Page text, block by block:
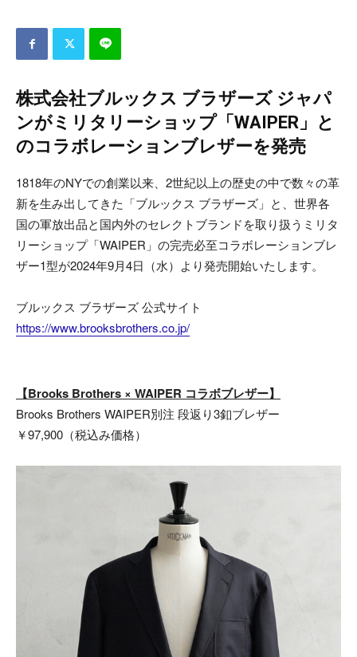
株式会社ブルックス ブラザーズ ジャパ
ンがミリタリーショップ「WAIPER」と
のコラボレーションブレザーを発売
1818年のNYでの創業以来、2世紀以上の歴史の中で数々の革
新を生み出してきた「ブルックス ブラザーズ」と、世界各
国の軍放出品と国内外のセレクトブランドを取り扱うミリタ
リーショップ「WAIPER」の完売必至コラボレーションブレ
ザー1型が2024年9月4日（水）より発売開始いたします。
ブルックス ブラザーズ 公式サイト
https://www.brooksbrothers.co.jp/
【Brooks Brothers × WAIPER コラボブレザー】
Brooks Brothers WAIPER別注 段返り3釦ブレザー
￥97,900（税込み価格）